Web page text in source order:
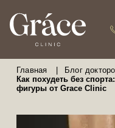
Главная Блог
Как похудеть без
фигуры от Grace Clinic